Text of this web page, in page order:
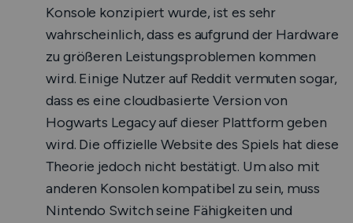
Konsole konzipiert wurde, ist es sehr
wahrscheinlich, dass es aufgrund der Hardware
zu größeren Leistungsproblemen kommen
wird. Einige Nutzer auf Reddit vermuten sogar,
dass es eine cloudbasierte Version von
Hogwarts Legacy auf dieser Plattform geben
wird. Die offizielle Website des Spiels hat diese
Theorie jedoch nicht bestätigt. Um also mit
anderen Konsolen kompatibel zu sein, muss
Nintendo Switch seine Fähigkeiten und